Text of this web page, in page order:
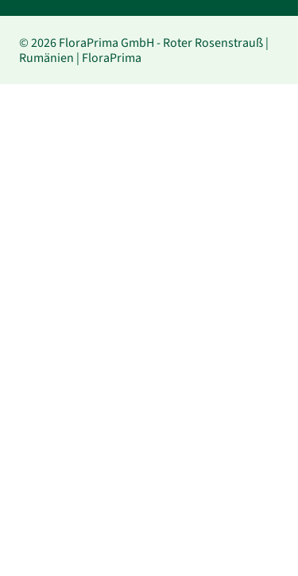
© 2026 FloraPrima GmbH - Roter Rosenstrauß |
Rumänien | FloraPrima